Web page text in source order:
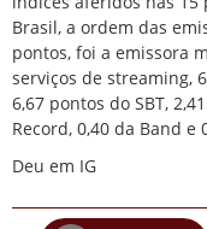
Brasil, a ordem das
pontos, foi a emissora
serviços de streaming,
6,67 pontos do SBT,
Record, 0,40 da Band e
Deu em IG